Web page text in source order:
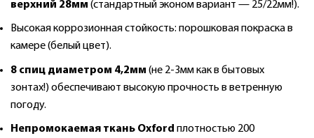
верхний 28мм (стандартный эконом вариант — 25/22мм!).
Высокая коррозионная стойкость: порошковая покраска в
камере (белый цвет).
8 спиц диаметром 4,2мм (не 2-3мм как в бытовых
зонтах!) обеспечивают высокую прочность в ветренную
погоду.
Непромокаемая ткань Oxford плотностью 200